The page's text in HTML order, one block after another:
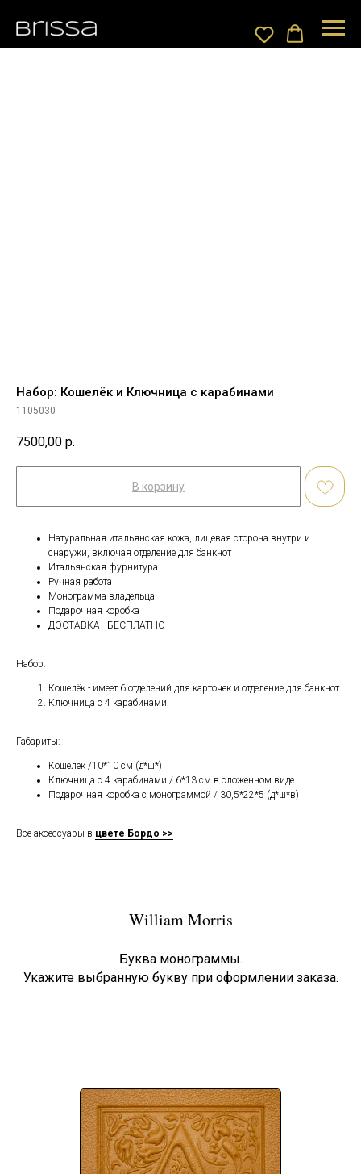
Набор: Кошелёк и Ключница с карабинами
1105030
7500,00 р.
В корзину
Натуральная итальянская кожа, лицевая сторона внутри и
снаружи, включая отделение для банкнот
Итальянская фурнитура
Ручная работа
Монограмма владельца
Подарочная коробка
ДОСТАВКА - БЕСПЛАТНО
Набор:
Кошелёк - имеет 6 отделений для карточек и отделение для банкнот.
Ключница с 4 карабинами.
Габариты:
Кошелёк /10*10 см (д*ш*)
Ключница с 4 карабинами / 6*13 см в сложенном виде
Подарочная коробка с монограммой / 30,5*22*5 (д*ш*в)
Все аксессуары в цвете Бордо >>
William Morris
Буква монограммы.
Укажите выбранную букву при оформлении заказа.